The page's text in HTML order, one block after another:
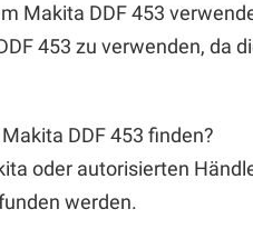
Makita DDF 453
453 zu verwenden, da
DDF 453 finden?
oder autorisierten
werden.